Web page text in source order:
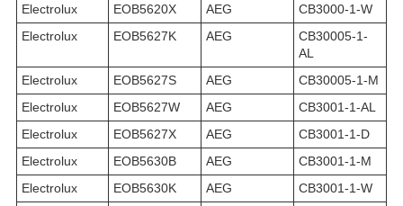
Electrolux
EOB5620X AEG
CB3000-1-W
Electrolux
EOB5627K AEG
CB30005-1-
AL
Electrolux
EOB5627S AEG
CB30005-1-M
Electrolux
EOB5627W AEG
CB3001-1-AL
Electrolux
EOB5627X AEG
CB3001-1-D
Electrolux
EOB5630B AEG
CB3001-1-M
Electrolux
EOB5630K AEG
CB3001-1-W